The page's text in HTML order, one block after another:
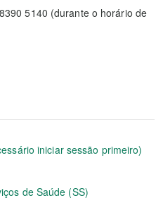
5140 (durante o horário de
iniciar sessão primeiro)
de Saúde (SS)